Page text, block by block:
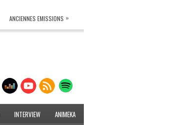
ANCIENNES EMISSIONS »
INTERVIEW ANIMEKA